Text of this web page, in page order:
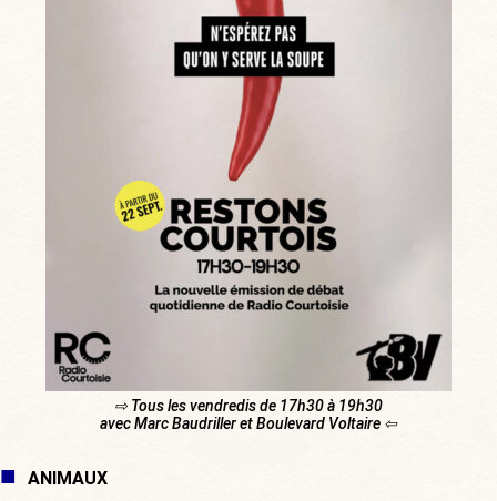
⇨ Tous les vendredis de 17h30 à 19h30
avec Marc Baudriller et Boulevard Voltaire ⇦
ANIMAUX